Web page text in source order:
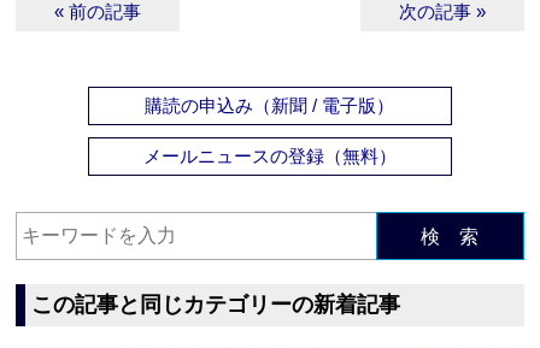
« 前の記事 次の記事 »
購読の申込み（新聞 / 電子版）
メールニュースの登録（無料）
検 索
この記事と同じカテゴリーの新着記事